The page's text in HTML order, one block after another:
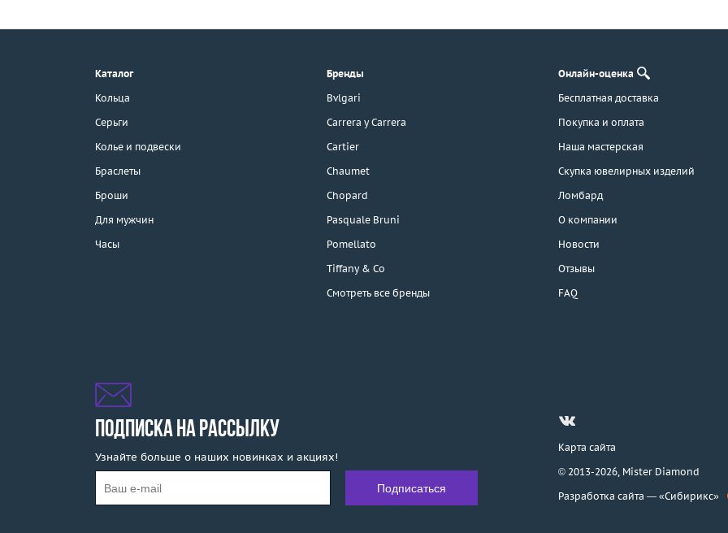
г. Москва, Тихвинский пер., д. 7,
3D-тур по шоуруму
Бесплатная доставка
Покупка и оплата
Каталог
Кольца
Серьги
Колье и подвески
Браслеты
Броши
Для мужчин
Часы
Бренды
Bvlgari
Carrera y Carrera
Cartier
Chaumet
Chopard
Pasquale Bruni
Pomellato
Tiffany & Co
Смотреть все бренды
Онлайн-оценка
Бесплатная доставка
Покупка и оплата
Наша мастерская
Скупка ювелирных изделий
Ломбард
О компании
Новости
Отзывы
FAQ
ПОДПИСКА НА РАССЫЛКУ
Узнайте больше о наших новинках и акциях!
Карта сайта
© 2013-2026, Mister Diamond
Разработка сайта — «Сибирикс»